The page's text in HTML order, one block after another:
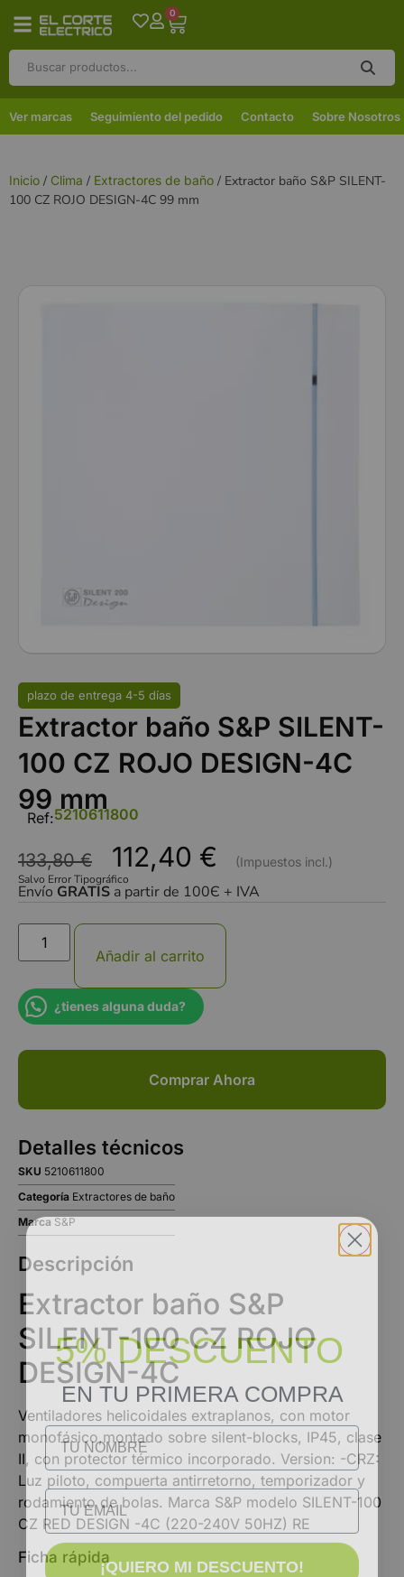
0
Ver marcas Seguimiento del pedido Contacto Sobre Nosotros
Inicio / Clima / Extractores de baño / Extractor baño S&P SILENT-
100 CZ ROJO DESIGN-4C 99 mm
plazo de entrega 4-5 días
Extractor baño S&P SILENT-
100 CZ ROJO DESIGN-4C
99 mm
Ref:5210611800
133,80€ 112,40 €
Salvo Error Tipográfico
Envío GRATIS a partir de 100Є + IVA
Añadir al carrito
¿tienes alguna duda?
Comprar Ahora
Detalles técnicos
SKU 5210611800
Categoría Extractores de baño
Marca S&P
Descripción
Extractor baño S&P
SILENT-100 CZ ROJO
DESIGN-4C
Ventiladores helicoidales extraplanos, con motor
monofásico,montado sobre silent-blocks, IP45, clase
II, con protector térmico incorporado. Version: -CRZ:
Luz piloto, compuerta antirretorno, temporizador y
rodamiento de bolas. Marca S&P modelo SILENT-100
CZ RED DESIGN -4C (220-240V 50HZ) RE
Ficha rápida
5% DESCUENTO
EN TU PRIMERA COMPRA
NOMBRE
Email
¡QUIERO MI DESCUENTO!